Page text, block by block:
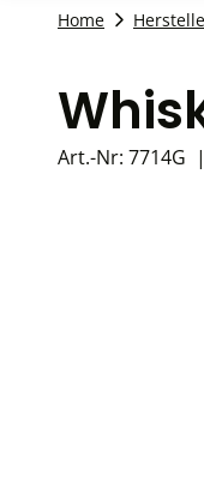
Home
Art.-Nr: 7714G |